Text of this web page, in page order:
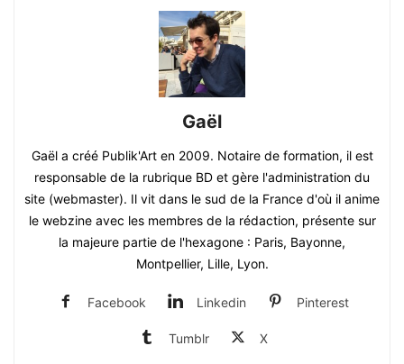
Gaël
Gaël a créé Publik'Art en 2009. Notaire de formation, il est
responsable de la rubrique BD et gère l'administration du
site (webmaster). Il vit dans le sud de la France d'où il anime
le webzine avec les membres de la rédaction, présente sur
la majeure partie de l'hexagone : Paris, Bayonne,
Montpellier, Lille, Lyon.
Facebook Linkedin Pinterest
Tumblr X